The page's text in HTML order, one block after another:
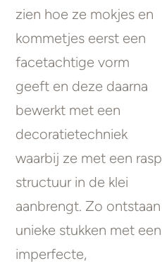
zien hoe ze mokjes en
kommetjes eerst een
facetachtige vorm
geeft en deze daarna
bewerkt met een
decoratietechniek
waarbij ze met een rasp
structuur in de klei
aanbrengt. Zo ontstaan
unieke stukken met een
imperfecte,